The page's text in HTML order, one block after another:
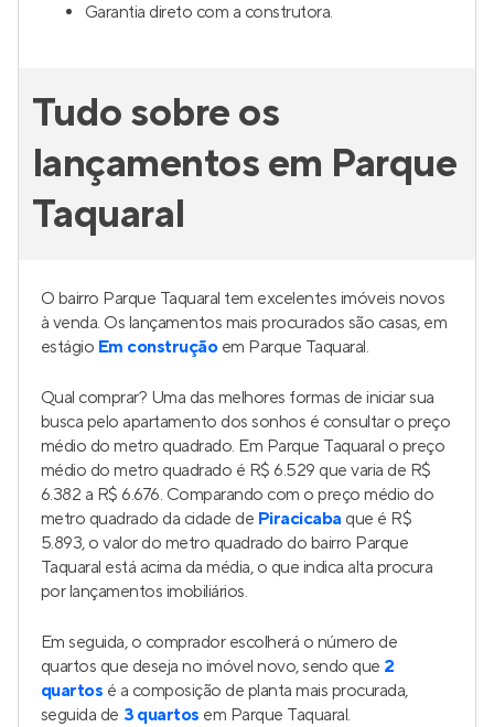
Garantia direto com a construtora.
Tudo sobre os
lançamentos em Parque
Taquaral
O bairro Parque Taquaral tem excelentes imóveis novos
à venda. Os lançamentos mais procurados são casas, em
estágio Em construçãoem Parque Taquaral.
Qual comprar? Uma das melhores formas de iniciar sua
busca pelo apartamento dos sonhos é consultar o preço
médio do metro quadrado. Em Parque Taquaral o preço
médio do metro quadrado é R$ 6.529 que varia de R$
6.382 a R$ 6.676. Comparando com o preço médio do
metro quadrado da cidade de Piracicaba que é R$
5.893, o valor do metro quadrado do bairro Parque
Taquaral está acima da média, o que indica alta procura
por lançamentos imobiliários.
Em seguida, o comprador escolherá o número de
quartos que deseja no imóvel novo, sendo que 2
quartos é a composição de planta mais procurada,
seguida de 3 quartos em Parque Taquaral.